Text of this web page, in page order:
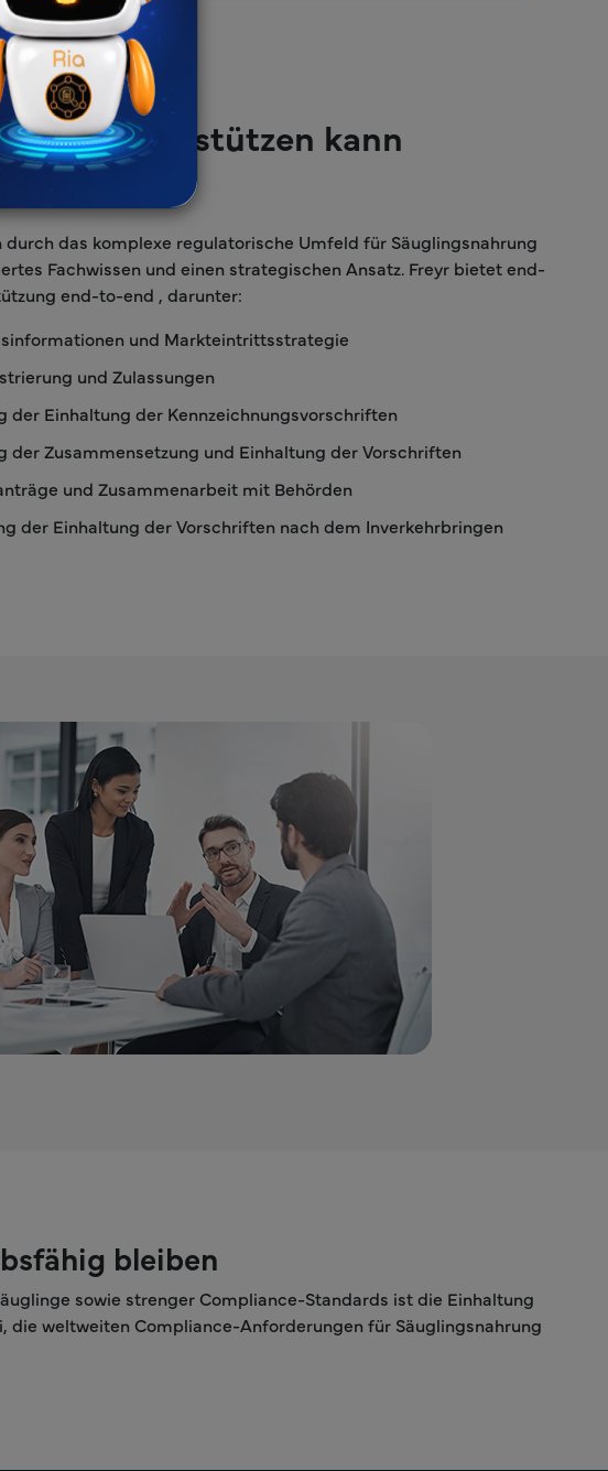
Sie unterstützen kann
durch das komplexe regulatorische Umfeld für Säuglingsnahrung
Fachwissen und einen strategischen Ansatz. Freyr bietet end-
end-to-end , darunter:
und Markteintrittsstrategie
und Zulassungen
der Einhaltung der Kennzeichnungsvorschriften
der Zusammensetzung und Einhaltung der Vorschriften
und Zusammenarbeit mit Behörden
der Einhaltung der Vorschriften nach dem Inverkehrbringen
bleiben
sowie strenger Compliance-Standards ist die Einhaltung
weltweiten Compliance-Anforderungen für Säuglingsnahrung